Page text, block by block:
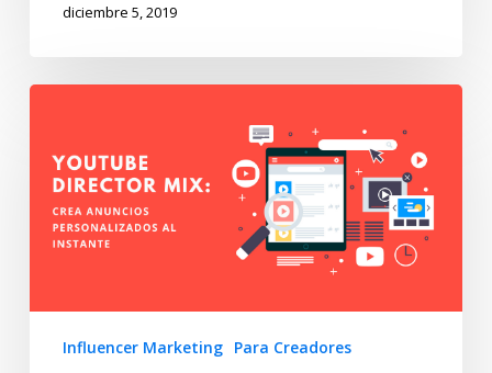
diciembre 5, 2019
Influencer Marketing Para Creadores